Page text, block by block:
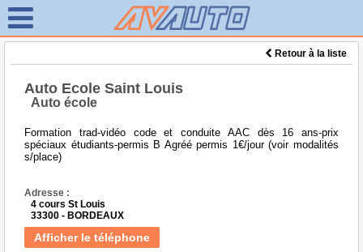
Retour à la liste
Auto Ecole Saint Louis
Auto école
Formation trad-vidéo code et conduite AAC dès 16 ans-prix
spéciaux étudiants-permis B Agréé permis 1€/jour (voir modalités
s/place)
Adresse :
4 cours St Louis
33300 - BORDEAUX
Afficher le téléphone